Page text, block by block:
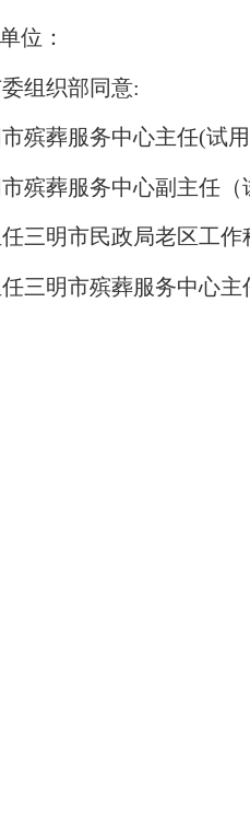
位：
组织部同意:
殡葬服务中心主任(试
殡葬服务中心副主任（
三明市民政局老区工作
三明市殡葬服务中心主